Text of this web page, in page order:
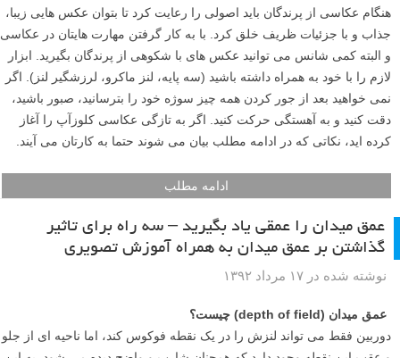
هنگام عکاسی از پرندگان باید اصولی را رعایت کرد تا بتوان عکس هایی زیبا،
جذاب و با جزئیات ظریف خلق کرد. با به کار گرفتن مهارت هایتان در عکاسی
و البته کمی شانس می توانید عکس های با شکوهی از پرندگان بگیرید. ابزار
لازم را با خود به همراه داشته باشید (سه پایه، لنز ماکرو، لرزشگیر لنز). اگر
نمی خواهید بعد از جور کردن همه چیز سوژه خود را بترسانید، صبور باشید،
دقت کنید و به آهستگی حرکت کنید. اگر به تازگی عکاسی کلوزآپ را آغاز
کرده اید، نکاتی که در ادامه مطلب بیان می شوند حتما به کارتان می آیند.
ادامه مطلب
عمق میدان را عمقی یاد بگیرید – سه راه برای تاثیر
گذاشتن بر عمق میدان به همراه آموزش تصویری
نوشته شده در ۱۷ مرداد ۱۳۹۲